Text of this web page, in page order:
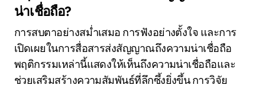
น่าเชื่อถือ?
การสบตาอย่างสม่ำเสมอ การฟังอย่างตั้งใจ และการ
เปิดเผยในการสื่อสารส่งสัญญาณถึงความน่าเชื่อถือ
พฤติกรรมเหล่านี้แสดงให้เห็นถึงความน่าเชื่อถือและ
ช่วยเสริมสร้างความสัมพันธ์ที่ลึกซึ้งยิ่งขึ้น การวิจัย